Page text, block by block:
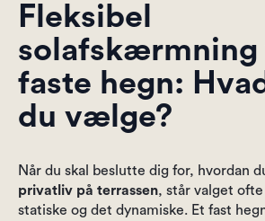
Fleksibel
solafskærmning
faste hegn:
du vælge?
Når du skal beslutte dig for, hvordan
privatliv på terrassen, står valget
statiske og det dynamiske. Et fast